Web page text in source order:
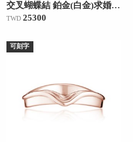
交叉蝴蝶結 鉑金(白金)求婚訂婚戒/線戒/14分
TWD 25300
可刻字